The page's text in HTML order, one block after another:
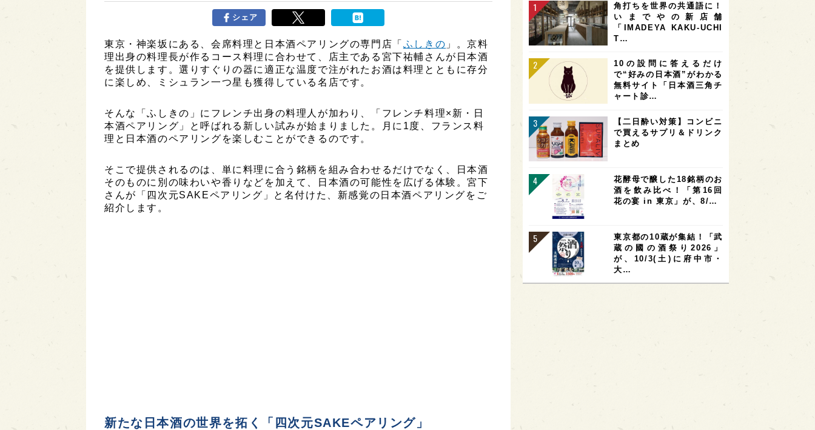
シェア
東京・神楽坂にある、会席料理と日本酒ペアリングの専門店「 ふしきの 」。京料
理出身の料理長が作るコース料理に合わせて、店主である宮下祐輔さんが日本酒
を提供します。選りすぐりの器に適正な温度で注がれたお酒は料理とともに存分
に楽しめ、ミシュラン一つ星も獲得している名店です。
そんな「ふしきの」にフレンチ出身の料理人が加わり、「フレンチ料理×新・日
本酒ペアリング」と呼ばれる新しい試みが始まりました。月に1度、フランス料
理と日本酒のペアリングを楽しむことができるのです。
そこで提供されるのは、単に料理に合う銘柄を組み合わせるだけでなく、日本酒
そのものに別の味わいや香りなどを加えて、日本酒の可能性を広げる体験。宮下
さんが「四次元SAKEペアリング」と名付けた、新感覚の日本酒ペアリングをご
紹介します。
新たな日本酒の世界を拓く「四次元SAKEペアリング」
角打ちを世界の共通語に！
いまでやの新店舗
「IMADEYA KAKU-UCHI
T…
10の設問に答えるだけ
で“好みの日本酒”がわかる
無料サイト「日本酒三角チ
ャート診…
【二日酔い対策】コンビニ
で買えるサプリ＆ドリンク
まとめ
花酵母で醸した18銘柄のお
酒を飲み比べ！「第16回
花の宴 in 東京」が、8/…
東京都の10蔵が集結！「武
蔵の國の酒祭り2026」
が、10/3(土)に府中市・
大…